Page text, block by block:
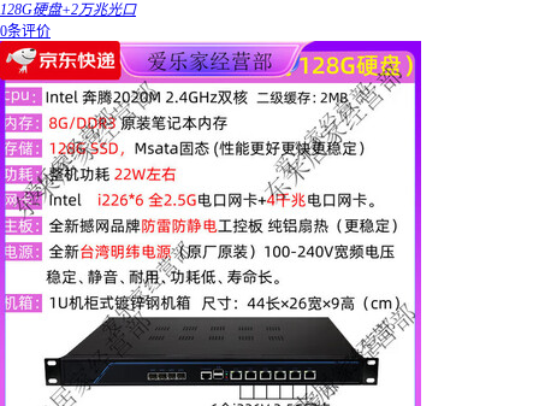
128G硬盘+2万兆光口
0条评价